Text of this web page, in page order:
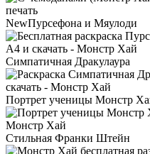
NewПурсефона и Мяулоди
Симпатичная Дракулаура
Портрет ученицы Монстр
Стильная Франки Штейн